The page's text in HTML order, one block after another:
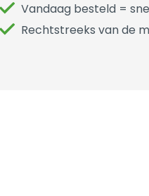
Vandaag besteld =
Rechtstreeks van de